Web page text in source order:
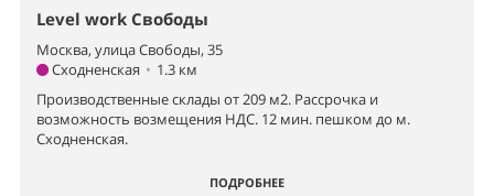
Level work Свободы
Москва, улица Свободы, 35
Сходненская • 1.3 км
Производственные склады от 209 м2. Рассрочка и
возможность возмещения НДС. 12 мин. пешком до м.
Сходненская.
ПОДРОБНЕЕ